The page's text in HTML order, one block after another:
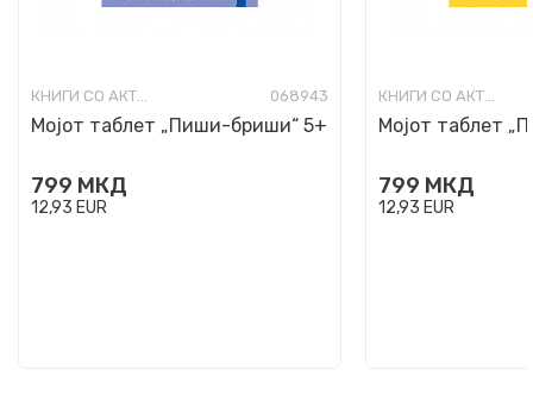
КНИГИ СО АКТИВНОСТИ 068943
Мојот таблет „Пиши-бриши“ 5+
799 МКД
12,93 EUR
КНИГИ СО АКТИВНОСТИ
Мојот таблет
799 МКД
12,93 EUR